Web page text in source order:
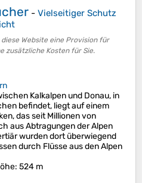
- Vielseitiger Schutz
Website eine Provision für
zusätzliche Kosten für Sie.
Kalkalpen und Donau, in
befindet, liegt auf einem
das seit Millionen von
aus Abtragungen der Alpen
wurden dort überwiegend
durch Flüsse aus den Alpen
: 524 m